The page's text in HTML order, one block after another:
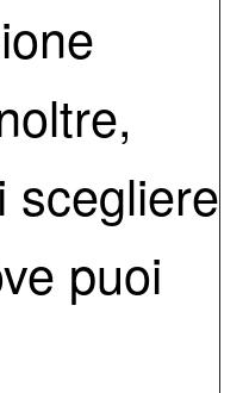
scegliere
puoi